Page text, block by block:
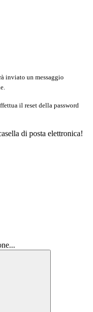
inviato un messaggio
il reset della password
di posta elettronica!